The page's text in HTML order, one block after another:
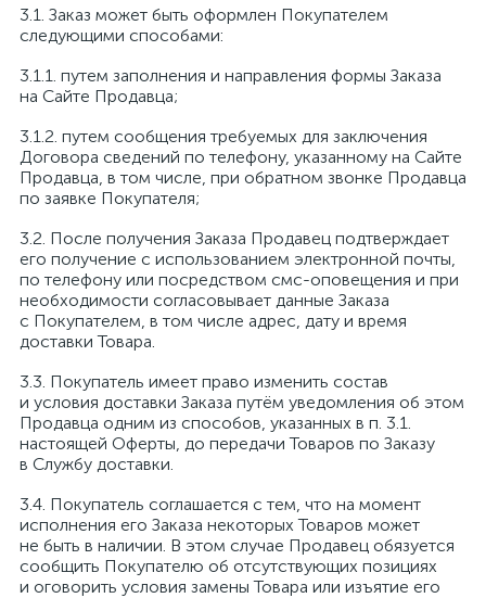
Заказ может быть оформлен Покупателем
следующими способами:
путем заполнения и направления формы Заказа
на Сайте Продавца;
путем сообщения требуемых для заключения
Договора сведений по телефону, указанному на Сайте
Продавца, в том числе, при обратном звонке Продавца
по заявке Покупателя;
После получения Заказа Продавец подтверждает
его получение с использованием электронной почты,
по телефону или посредством смс-оповещения и при
необходимости согласовывает данные Заказа
с Покупателем, в том числе адрес, дату и время
доставки Товара.
Покупатель имеет право изменить состав
и условия доставки Заказа путём уведомления об этом
Продавца одним из способов, указанных в п. 3.1.
настоящей Оферты, до передачи Товаров по Заказу
в Службу доставки.
Покупатель соглашается с тем, что на момент
исполнения его Заказа некоторых Товаров может
не быть в наличии. В этом случае Продавец обязуется
сообщить Покупателю об отсутствующих позициях
и оговорить условия замены Товара или изъятие его